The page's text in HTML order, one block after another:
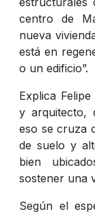
centro de
nueva
está en
o un edificio”.
Explica
y arquitecto,
eso se cruza
de suelo y
bien
sostener una
Según el